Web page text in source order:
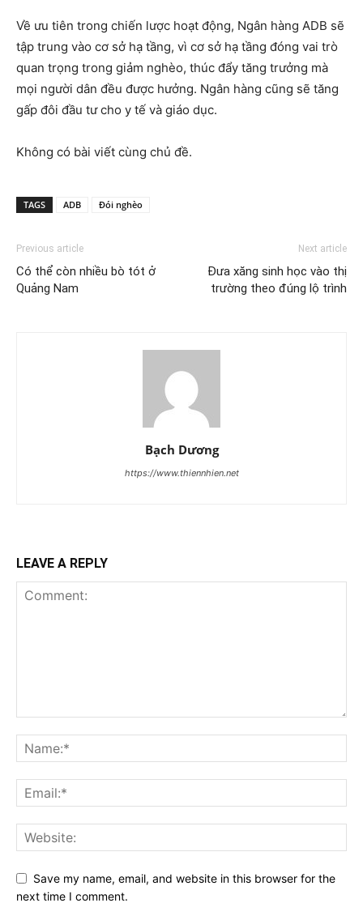
Về ưu tiên trong chiến lược hoạt động, Ngân hàng ADB sẽ
tập trung vào cơ sở hạ tầng, vì cơ sở hạ tầng đóng vai trò
quan trọng trong giảm nghèo, thúc đẩy tăng trưởng mà
mọi người dân đều được hưởng. Ngân hàng cũng sẽ tăng
gấp đôi đầu tư cho y tế và giáo dục.
Không có bài viết cùng chủ đề.
TAGS ADB Đói nghèo
Previous article
Có thể còn nhiều bò tót ở
Quảng Nam
Next article
Đưa xăng sinh học vào thị
trường theo đúng lộ trình
Bạch Dương
https://www.thiennhien.net
LEAVE A REPLY
Save my name, email, and website in this browser for the
next time I comment.